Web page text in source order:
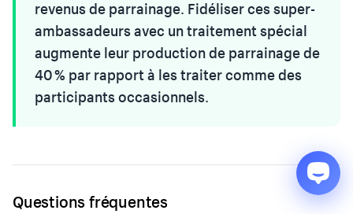
revenus de parrainage. Fidéliser ces super-
ambassadeurs avec un traitement spécial
augmente leur production de parrainage de
40 % par rapport à les traiter comme des
participants occasionnels.
Questions fréquentes